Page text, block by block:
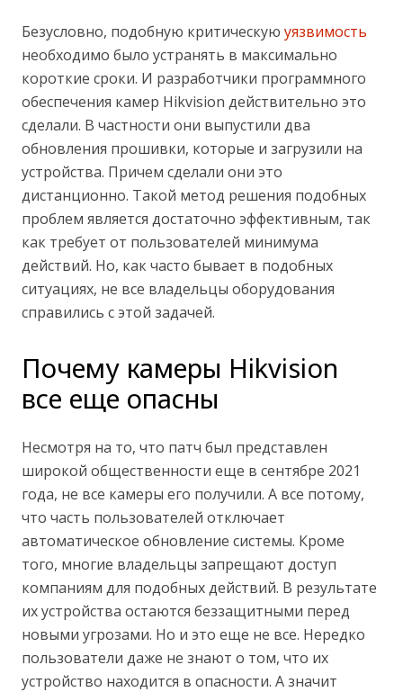
Безусловно, подобную критическую уязвимость
необходимо было устранять в максимально
короткие сроки. И разработчики программного
обеспечения камер Hikvision действительно это
сделали. В частности они выпустили два
обновления прошивки, которые и загрузили на
устройства. Причем сделали они это
дистанционно. Такой метод решения подобных
проблем является достаточно эффективным, так
как требует от пользователей минимума
действий. Но, как часто бывает в подобных
ситуациях, не все владельцы оборудования
справились с этой задачей.
Почему камеры Hikvision
все еще опасны
Несмотря на то, что патч был представлен
широкой общественности еще в сентябре 2021
года, не все камеры его получили. А все потому,
что часть пользователей отключает
автоматическое обновление системы. Кроме
того, многие владельцы запрещают доступ
компаниям для подобных действий. В результате
их устройства остаются беззащитными перед
новыми угрозами. Но и это еще не все. Нередко
пользователи даже не знают о том, что их
устройство находится в опасности. А значит